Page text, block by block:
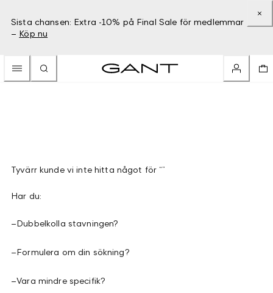
Sista chansen: Extra -10% på Final Sale för medlemmar
– Köp nu
Tyvärr kunde vi inte hitta något för “”
Har du:
–Dubbelkolla stavningen?
–Formulera om din sökning?
–Vara mindre specifik?